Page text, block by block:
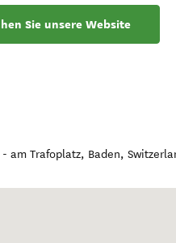
Sie unsere Website
- am Trafoplatz, Baden,